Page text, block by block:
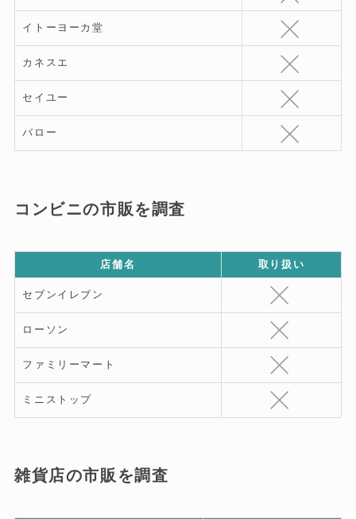
イトーヨーカ堂
カネスエ
セイユー
バロー
コンビニの市販を調査
店舗名 取り扱い
セブンイレブン
ローソン
ファミリーマート
ミニストップ
雑貨店の市販を調査